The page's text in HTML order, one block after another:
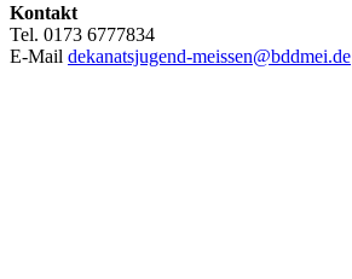
Kontakt
Tel. 0173 6777834
E-Mail dekanatsjugend-meissen@bddmei.de